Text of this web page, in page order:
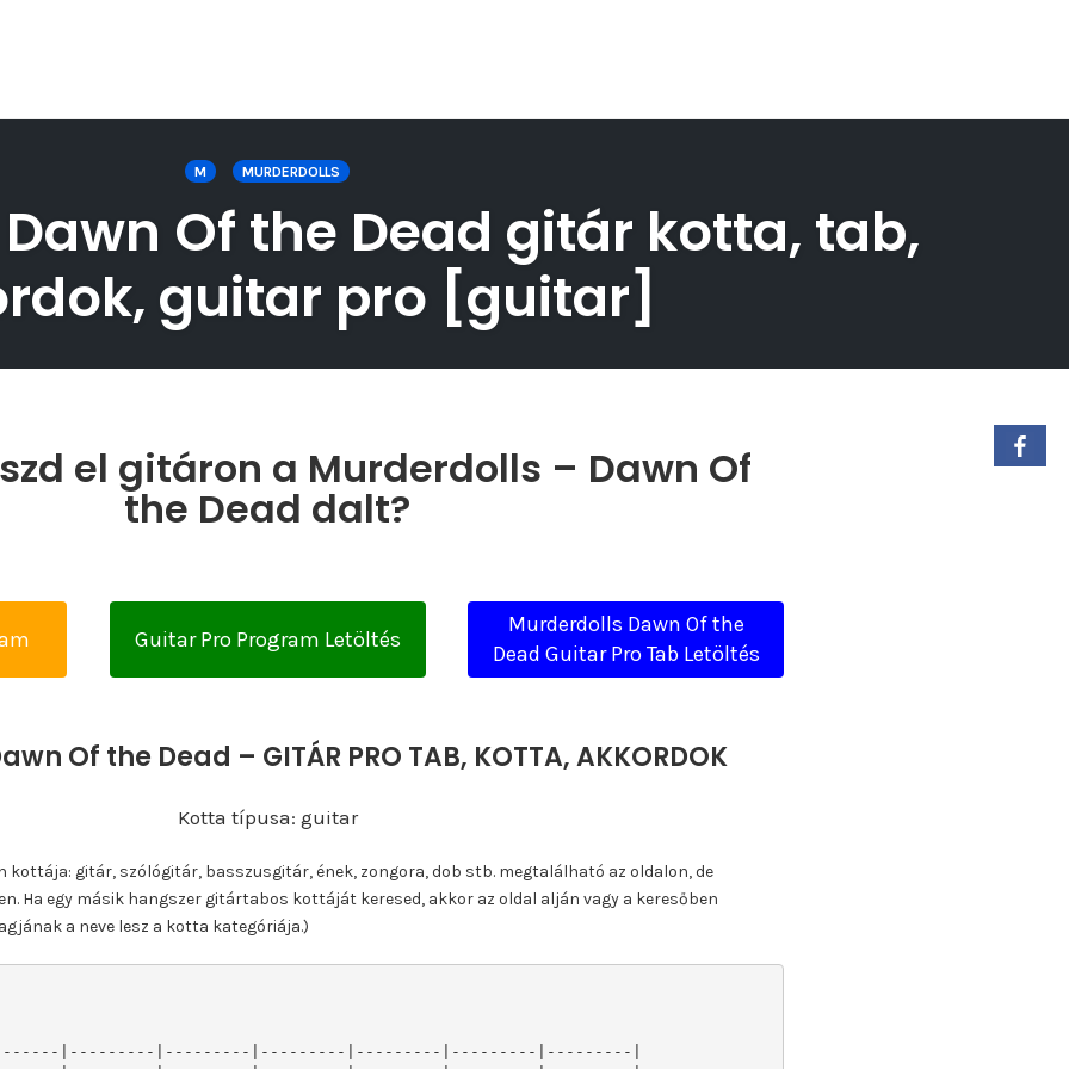
M MURDERDOLLS
Of the Dead gitár kotta, tab,
guitar pro [guitar]
el gitáron a Murderdolls – Dawn Of
the Dead dalt?
Guitar Pro Program Letöltés
Murderdolls Dawn Of the
Dead Guitar Pro Tab Letöltés
Of the Dead – GITÁR PRO TAB, KOTTA, AKKORDOK
Kotta típusa: guitar
kottája: gitár, szólógitár, basszusgitár, ének, zongora, dob stb. megtalálható az oldalon, de
Ha egy másik hangszer gitártabos kottáját keresed, akkor az oldal alján vagy a keresőben
a neve lesz a kotta kategóriája.)